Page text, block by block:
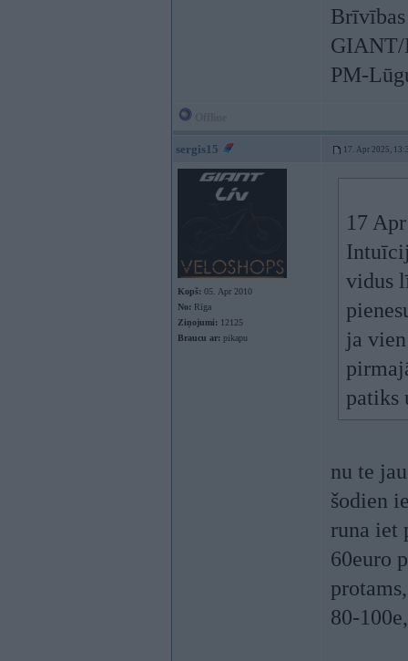
GIANT/
PM-
sergis15 17. Apr 2025,
Kopš: 05. Apr 2010
No: Rīga
Ziņojumi: 12125
Braucu ar: pikapu
17
vidus
ja
patiks
nu te
šodien
runa iet
60euro
80-